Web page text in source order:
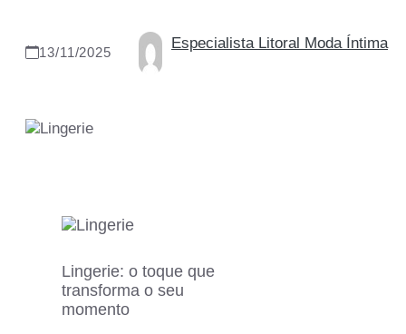
13/11/2025
Especialista Litoral Moda Íntima
Lingerie: o toque que
transforma o seu
momento